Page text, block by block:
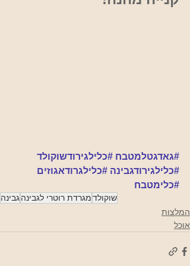
#גאדגטלמטבח #כלילגירודשוקולד
#כלילגירודגבינה #כלילגרודאגוזים
#כלימטבח
שוקולדמגרדת רוטרי לגבינהגבינה
המלצות
אוכל